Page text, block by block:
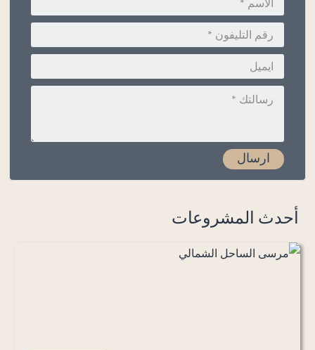
أحدث المشروعات